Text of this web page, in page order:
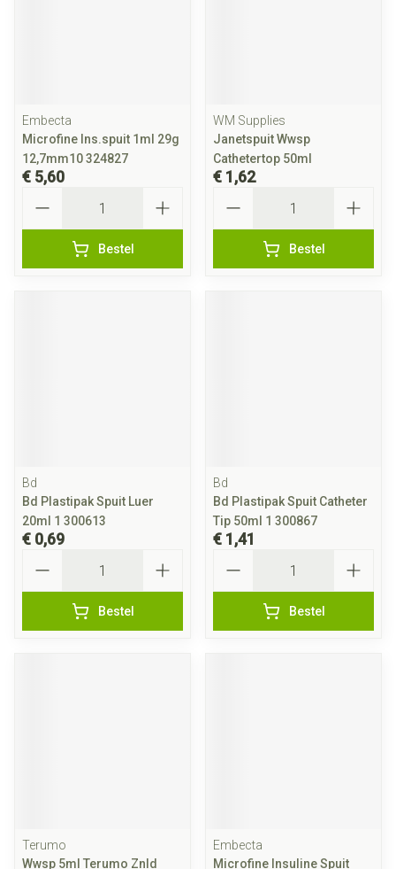
Embecta
Microfine Ins.spuit 1ml 29g
12,7mm10 324827
€ 5,60
Bestel
WM Supplies
Janetspuit Wwsp
Cathetertop 50ml
€ 1,62
Bestel
Bd
Bd Plastipak Spuit Luer
20ml 1 300613
€ 0,69
Bestel
Bd
Bd Plastipak Spuit Catheter
Tip 50ml 1 300867
€ 1,41
Bestel
Terumo
Wwsp 5ml Terumo Znld
Embecta
Microfine Insuline Spuit